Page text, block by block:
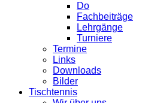
Do
Fachbeiträge
Lehrgänge
Turniere
Termine
Links
Downloads
Bilder
Tischtennis